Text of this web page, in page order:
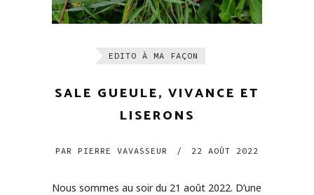
EDITO À MA FAÇON
SALE GUEULE, VIVANCE ET
LISERONS
PAR PIERRE VAVASSEUR / 22 AOÛT 2022
Nous sommes au soir du 21 août 2022. D’une